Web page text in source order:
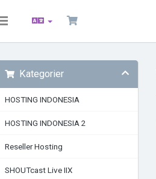
Toggle
Kategorier
HOSTING INDONESIA
HOSTING INDONESIA 2
Reseller Hosting
SHOUTcast Live IIX